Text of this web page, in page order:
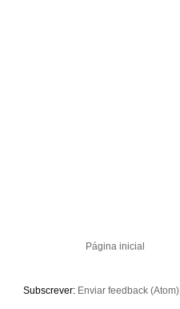
Página inicial
Subscrever: Enviar feedback (Atom)